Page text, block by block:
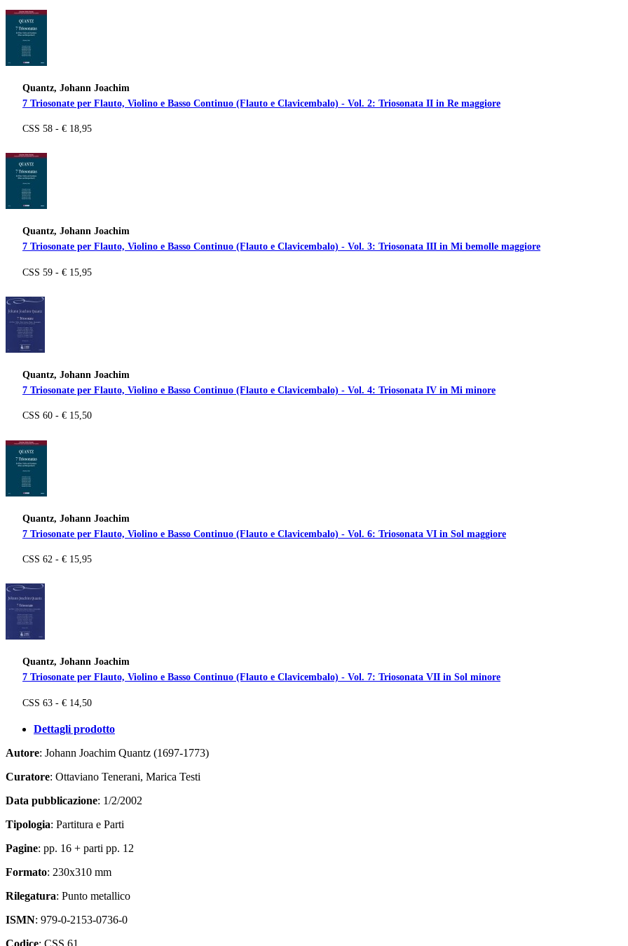
Quantz, Johann Joachim
7 Triosonate per Flauto, Violino e Basso Continuo (Flauto e Clavicembalo) - Vol. 2: Triosonata II in Re maggiore
CSS 58 - € 18,95
Quantz, Johann Joachim
7 Triosonate per Flauto, Violino e Basso Continuo (Flauto e Clavicembalo) - Vol. 3: Triosonata III in Mi bemolle maggiore
CSS 59 - € 15,95
Quantz, Johann Joachim
7 Triosonate per Flauto, Violino e Basso Continuo (Flauto e Clavicembalo) - Vol. 4: Triosonata IV in Mi minore
CSS 60 - € 15,50
Quantz, Johann Joachim
7 Triosonate per Flauto, Violino e Basso Continuo (Flauto e Clavicembalo) - Vol. 6: Triosonata VI in Sol maggiore
CSS 62 - € 15,95
Quantz, Johann Joachim
7 Triosonate per Flauto, Violino e Basso Continuo (Flauto e Clavicembalo) - Vol. 7: Triosonata VII in Sol minore
CSS 63 - € 14,50
Dettagli prodotto
Autore: Johann Joachim Quantz (1697-1773)
Curatore: Ottaviano Tenerani, Marica Testi
Data pubblicazione: 1/2/2002
Tipologia: Partitura e Parti
Pagine: pp. 16 + parti pp. 12
Formato: 230x310 mm
Rilegatura: Punto metallico
ISMN: 979-0-2153-0736-0
Codice: CSS 61